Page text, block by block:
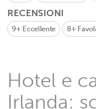
RECENSIONI
9+ Eccellente 8+
Hotel e
Irlanda: